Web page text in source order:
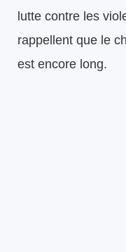
lutte contre les
rappellent que le
est encore long.